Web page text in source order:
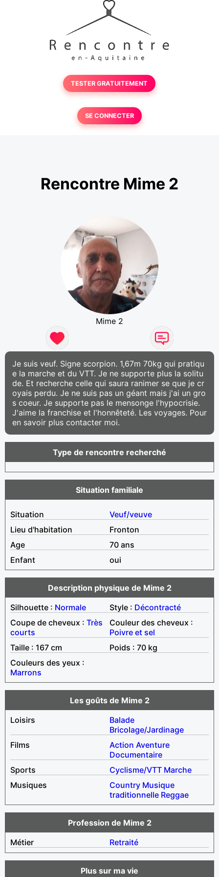
TESTER GRATUITEMENT
SE CONNECTER
Rencontre Mime 2
Mime 2
Je suis veuf. Signe scorpion. 1,67m 70kg qui pratiqu
e la marche et du VTT. Je ne supporte plus la solitu
de. Et recherche celle qui saura ranimer se que je cr
oyais perdu. Je ne suis pas un géant mais j'ai un gro
s coeur. Je supporte pas le mensonge l'hypocrisie.
J'aime la franchise et l'honnêteté. Les voyages. Pour
en savoir plus contacter moi.
Type de rencontre recherché
Situation familiale
Situation
Veuf/veuve
Lieu d'habitation
Fronton
Age
70 ans
Enfant
oui
Description physique de Mime 2
Silhouette : Normale Style : Décontracté
Coupe de cheveux : Très
courts
Couleur des cheveux :
Poivre et sel
Taille : 167 cm
Poids : 70 kg
Couleurs des yeux :
Marrons
Les goûts de Mime 2
Loisirs
Balade
Bricolage/Jardinage
Films
Action Aventure
Documentaire
Sports
Cyclisme/VTT Marche
Musiques
Country Musique
traditionnelle Reggae
Profession de Mime 2
Métier
Retraité
Plus sur ma vie